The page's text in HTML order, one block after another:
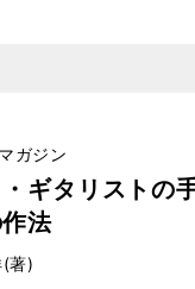
ガジン
ギタリストの
法
著)